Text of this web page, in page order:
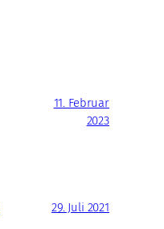
11. Februar
2023
29. Juli 2021